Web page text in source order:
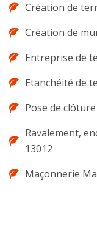
Création de
Création de
Entreprise de
Etanchéité de
Pose de
Ravalement,
13012
Maçonnerie